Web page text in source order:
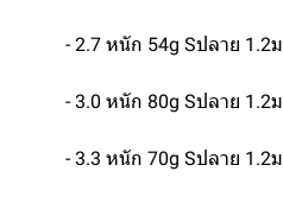
- 2.7 หนัก 54g Sปลาย 1.2
- 3.0 หนัก 80g Sปลาย 1.2
- 3.3 หนัก 70g Sปลาย 1.2